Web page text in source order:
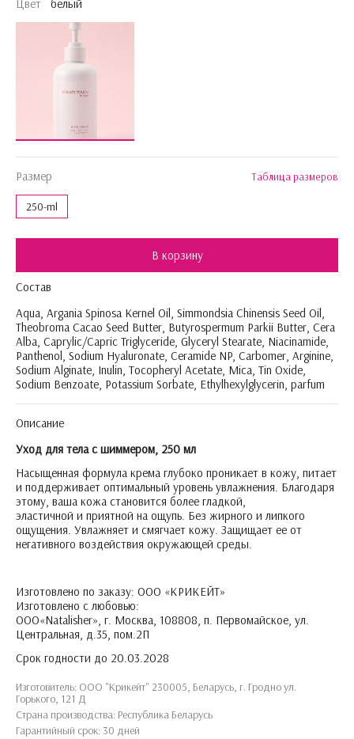
Цвет белый
Размер Таблица размеров
250-ml
В корзину
Состав
Aqua, Argania Spinosa Kernel Oil, Simmondsia Chinensis Seed Oil,
Theobroma Cacao Seed Butter, Butyrospermum Parkii Butter, Cera
Alba, Caprylic/Capric Triglyceride, Glyceryl Stearate, Niacinamide,
Panthenol, Sodium Hyaluronate, Ceramide NP, Carbomer, Arginine,
Sodium Alginate, Inulin, Tocopheryl Acetate, Mica, Tin Oxide,
Sodium Benzoate, Potassium Sorbate, Ethylhexylglycerin, parfum
Описание
Уход для тела с шиммером, 250 мл
Насыщенная формула крема глубоко проникает в кожу, питает
и поддерживает оптимальный уровень увлажнения. Благодаря
этому, ваша кожа становится более гладкой,
эластичной и приятной на ощупь. Без жирного и липкого
ощущения. Увлажняет и смягчает кожу. Защищает ее от
негативного воздействия окружающей среды.
Изготовлено по заказу: ООО «КРИКЕЙТ»
Изготовлено с любовью:
ООО«Natalisher», г. Москва, 108808, п. Первомайское, ул.
Центральная, д.35, пом.2П
Срок годности до 20.03.2028
Изготовитель: ООО "Крикейт" 230005, Беларусь, г. Гродно ул.
Горького, 121 Д
Страна производства: Республика Беларусь
Гарантийный срок: 30 дней